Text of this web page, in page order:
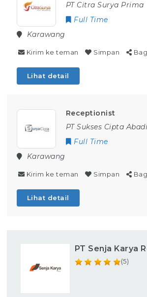
PT Citra Surya Prima
Full Time
Karawang
Kirim ke teman Simpan
Lihat detail
Receptionist
PT Sukses Cipta Abadi
Full Time
Karawang
Kirim ke teman Simpan
Lihat detail
PT Senja Karya
(5)